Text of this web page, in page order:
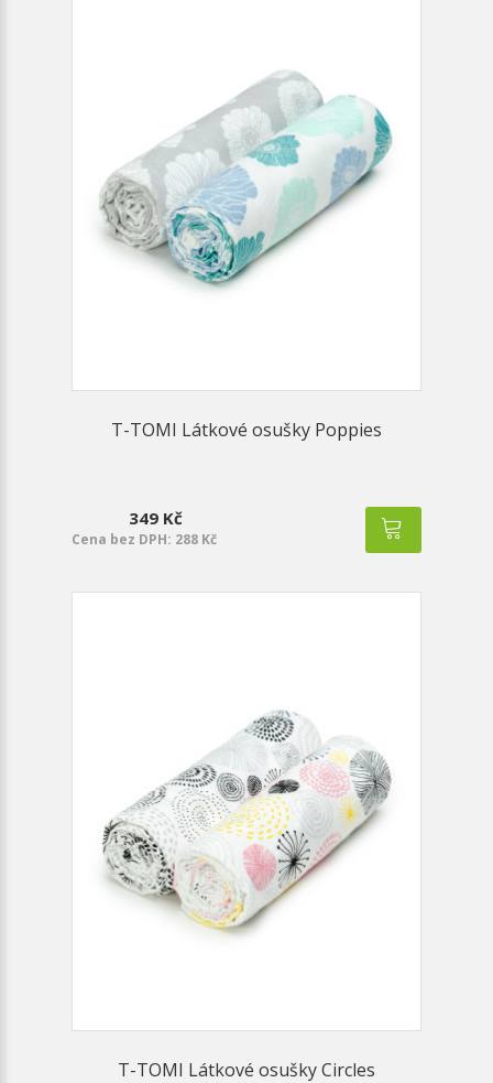
T-TOMI Látkové osušky Poppies
349 Kč
Cena bez DPH: 288 Kč
T-TOMI Látkové osušky Circles